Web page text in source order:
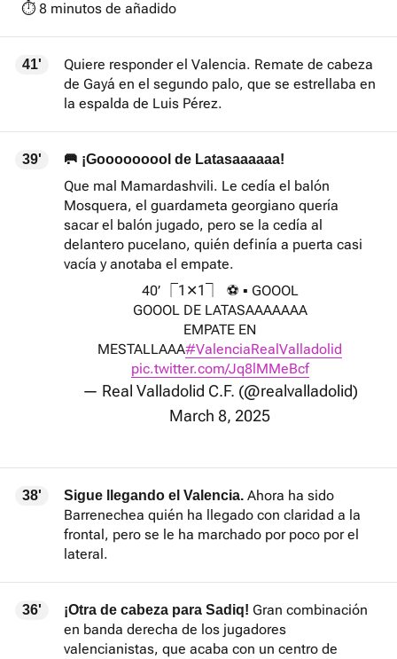
⏱️ 8 minutos de añadido
41'
Quiere responder el Valencia. Remate de cabeza
de Gayá en el segundo palo, que se estrellaba en
la espalda de Luis Pérez.
39' 🥅 ¡Gooooooool de Latasaaaaaa!
Que mal Mamardashvili. Le cedía el balón
Mosquera, el guardameta georgiano quería
sacar el balón jugado, pero se la cedía al
delantero pucelano, quién definía a puerta casi
vacía y anotaba el empate.
40’ ⎾1✕1⏋ ⚽ ▪ GOOOL
GOOOL DE LATASAAAAAAA
EMPATE EN
MESTALLAAA#ValenciaRealValladolid
pic.twitter.com/Jq8lMMeBcf
— Real Valladolid C.F. (@realvalladolid)
March 8, 2025
38' Sigue llegando el Valencia. Ahora ha sido
Barrenechea quién ha llegado con claridad a la
frontal, pero se le ha marchado por poco por el
lateral.
36' ¡Otra de cabeza para Sadiq! Gran combinación
en banda derecha de los jugadores
valencianistas, que acaba con un centro de